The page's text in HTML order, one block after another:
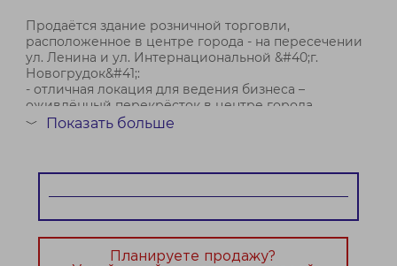
Продаётся здание розничной торговли,
расположенное в центре города - на пересечении
ул. Ленина и ул. Интернациональной &#40;г.
Новогрудок&#41;:
- отличная локация для ведения бизнеса –
оживлённый перекрёсток в центре города
&#40;расположен в 400 м. от центральной
﹀ Показать больше
Планируете продажу?